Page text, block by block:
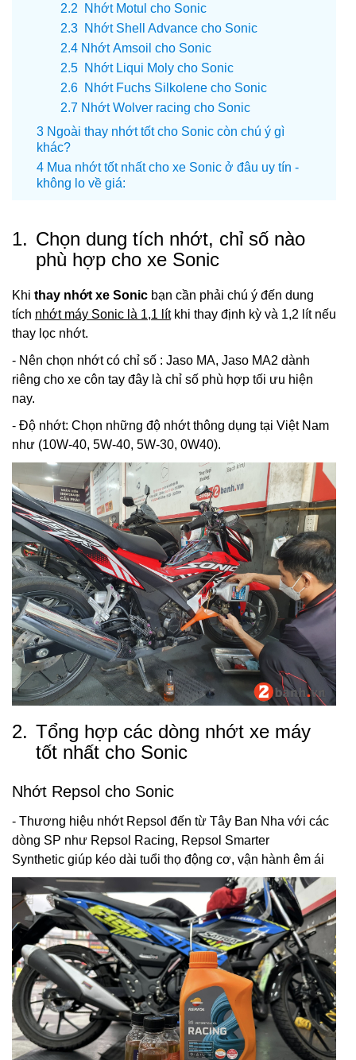
Nhớt Motul cho Sonic
Nhớt Shell Advance cho Sonic
Nhớt Amsoil cho Sonic
Nhớt Liqui Moly cho Sonic
Nhớt Fuchs Silkolene cho Sonic
Nhớt Wolver racing cho Sonic
Ngoài thay nhớt tốt cho Sonic còn chú ý gì
khác?
Mua nhớt tốt nhất cho xe Sonic ở đâu uy tín -
không lo về giá:
1. Chọn dung tích nhớt, chỉ số nào
phù hợp cho xe Sonic
Khi thay nhớt xe Sonic bạn cần phải chú ý đến dung
tích nhớt máy Sonic là 1,1 lítkhi thay định kỳ và 1,2 lít nếu
thay lọc nhớt.
- Nên chọn nhớt có chỉ số : Jaso MA, Jaso MA2 dành
riêng cho xe côn tay đây là chỉ số phù hợp tối ưu hiện
nay.
- Độ nhớt: Chọn những độ nhớt thông dụng tại Việt Nam
như (10W-40, 5W-40, 5W-30, 0W40).
2. Tổng hợp các dòng nhớt xe máy
tốt nhất cho Sonic
Nhớt Repsol cho Sonic
- Thương hiệu nhớt Repsol đến từ Tây Ban Nha với các
dòng SP như Repsol Racing, Repsol Smarter
Synthetic giúp kéo dài tuổi thọ động cơ, vận hành êm ái